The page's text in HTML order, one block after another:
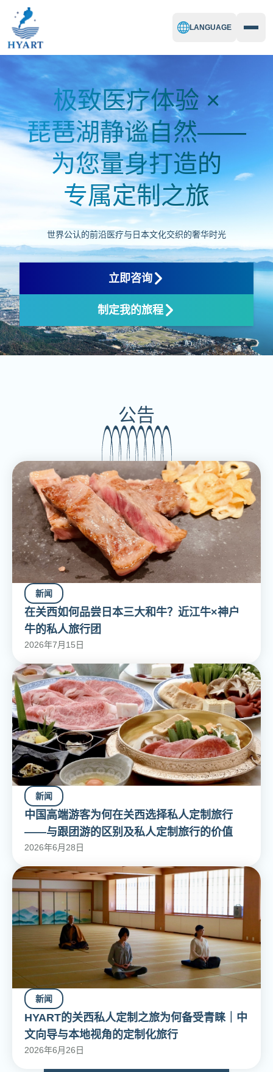
LANGUAGE
极致医疗体验 ×
琵琶湖静谧自然——
为您量身打造的
专属定制之旅
世界公认的前沿医疗与日本文化交织的奢华时光
立即咨询
制定我的旅程
公告
新闻
在关西如何品尝日本三大和牛？近江牛×神户
牛的私人旅行团
2026年7月15日
新闻
中国高端游客为何在关西选择私人定制旅行
——与跟团游的区别及私人定制旅行的价值
2026年6月28日
新闻
HYART的关西私人定制之旅为何备受青睐｜中
文向导与本地视角的定制化旅行
2026年6月26日